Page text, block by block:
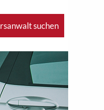
suchen